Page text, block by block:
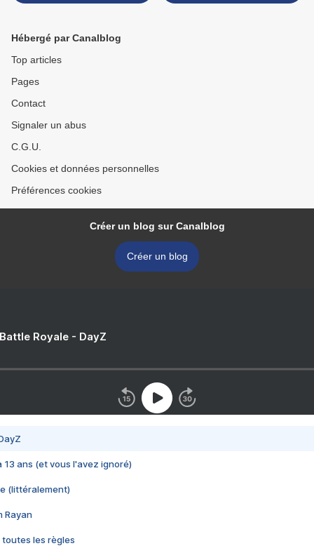
Hébergé par Canalblog
Top articles
Pages
Contact
Signaler un abus
C.G.U.
Cookies et données personnelles
Préférences cookies
Créer un blog sur Canalblog
Créer un blog
Royale - DayZ
13 ans (et vous l'avez ignoré)
(littéralement)
Rayan
toutes les règles